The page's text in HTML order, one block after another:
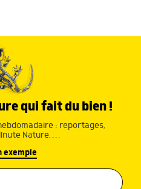
qui fait du bien !
: reportages,
Nature, …
exemple